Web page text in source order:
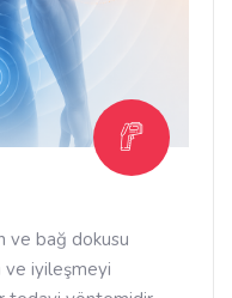
ve bağ dokusu
ve iyileşmeyi